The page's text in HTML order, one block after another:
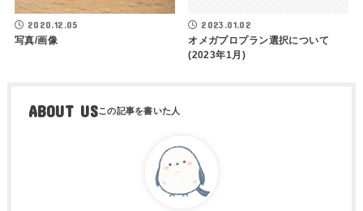
2020.12.05
写真/画像
2023.01.02
オメガプロプラン選択について
(2023年1月)
ABOUT US